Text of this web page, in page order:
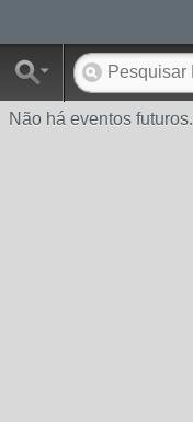
Não há eventos futuros.